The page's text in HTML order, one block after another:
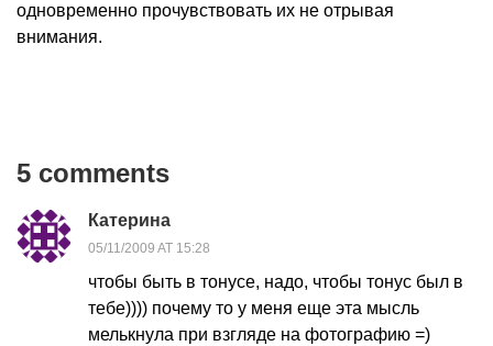
одновременно прочувствовать их не отрывая
внимания.
5 comments
Катерина
05/11/2009 AT 15:28
чтобы быть в тонусе, надо, чтобы тонус был в
тебе)))) почему то у меня еще эта мысль
мелькнула при взгляде на фотографию =)